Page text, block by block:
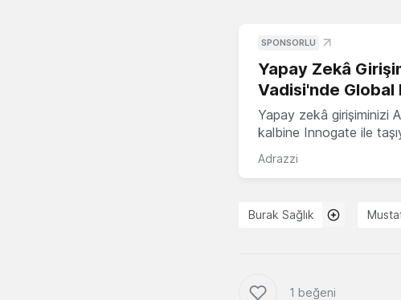
SPONSORLU
Yapay Zekâ
Vadisi'nde Global
Yapay zekâ girişiminizi
kalbine Innogate ile
Adrazzi
Burak Sağlık
1 beğeni